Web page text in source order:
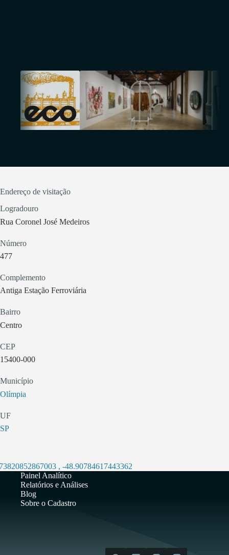
Endereço de visitação
Logradouro
Rua Coronel José Medeiros
Número
477
Complemento
Antiga Estação Ferroviária
Bairro
Centro
CEP
15400-000
Município
Olímpia
UF
SP
, -48.90784617443362
Painel Analítico
Relatórios e Análises
Blog
Sobre o Cadastro